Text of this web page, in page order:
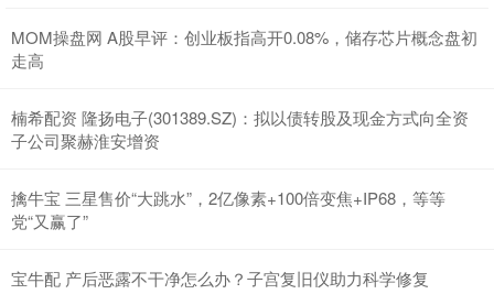
MOM操盘网 A股早评：创业板指高开0.08%，储存芯片概念盘初
走高
楠希配资 隆扬电子(301389.SZ)：拟以债转股及现金方式向全资
子公司聚赫淮安增资
擒牛宝 三星售价“大跳水”，2亿像素+100倍变焦+IP68，等等
党“又赢了”
宝牛配 产后恶露不干净怎么办？子宫复旧仪助力科学修复